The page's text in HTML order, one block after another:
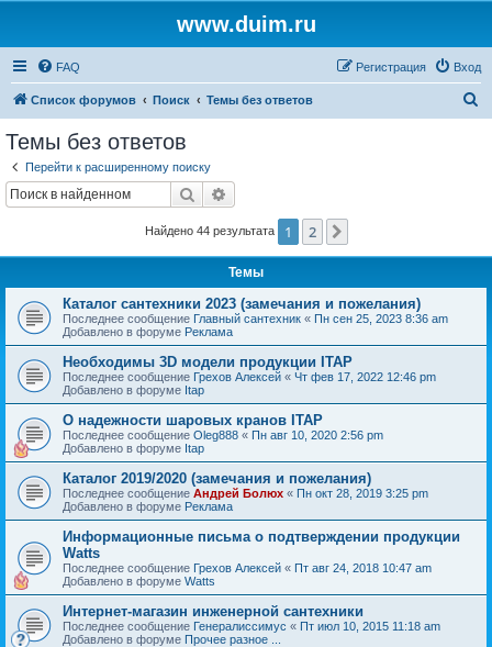
www.duim.ru
FAQ Вход
Регистрация
Список форумов Поиск Темы без ответов
Темы без ответов
Перейти к расширенному поиску
Поиск
Найдено 44 результата 1 2
Темы
Каталог сантехники 2023 (замечания и пожелания)
Последнее сообщение Главный сантехник « Пн сен 25, 2023 8:36 am
Добавлено в форуме Реклама
Необходимы 3D модели продукции ITAP
Последнее сообщение Грехов Алексей « Чт фев 17, 2022 12:46 pm
Добавлено в форуме Itap
О надежности шаровых кранов ITAP
Последнее сообщение Oleg888 « Пн авг 10, 2020 2:56 pm
Добавлено в форуме Itap
Каталог 2019/2020 (замечания и пожелания)
Последнее сообщение Андрей Болюх « Пн окт 28, 2019 3:25 pm
Добавлено в форуме Реклама
Информационные письма о подтверждении продукции
Watts
Последнее сообщение Грехов Алексей « Пт авг 24, 2018 10:47 am
Добавлено в форуме Watts
Интернет-магазин инженерной сантехники
Последнее сообщение Генералиссимус « Пт июл 10, 2015 11:18 am
Добавлено в форуме Прочее разное ...